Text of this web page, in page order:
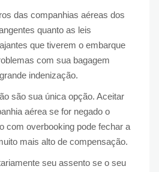
das companhias aéreas dos
quanto as leis
que tiverem o embarque
com sua bagagem
indenização.
são sua única opção. Aceitar
aérea se for negado o
com overbooking pode fechar a
mais alto de compensação.
seu assento se o seu